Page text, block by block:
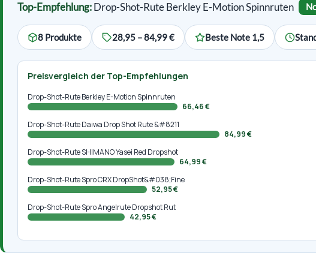
Top-Empfehlung:Drop-Shot-Rute Berkley E-Motion Spinnruten
8 Produkte 28,95 – 84,99 € Beste Note 1,5
Preisvergleich der Top-Empfehlungen
Drop-Shot-Rute Berkley E-Motion Spinnruten
66,46 €
Drop-Shot-Rute Daiwa Drop Shot Rute &#8211
84,99 €
Drop-Shot-Rute SHIMANO Yasei Red Dropshot
64,99 €
Drop-Shot-Rute Spro CRX DropShot&#038;Fine
52,95 €
Drop-Shot-Rute Spro Angelrute Dropshot Rut
42,95 €